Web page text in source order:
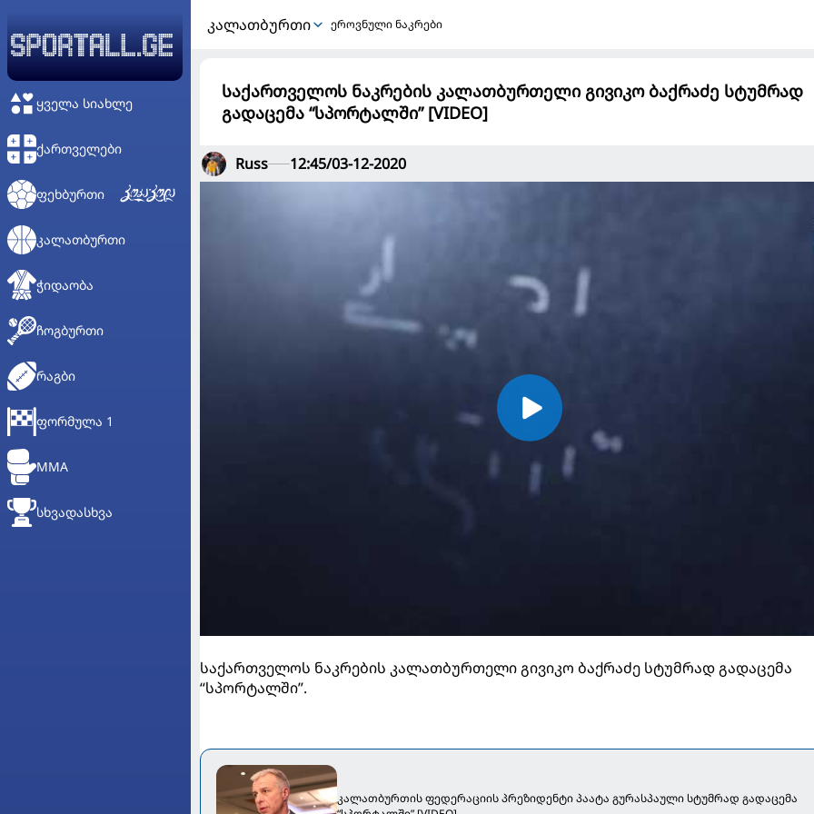
ᲧᲕᲔᲚᲐ ᲡᲘᲐᲮᲚᲔ
ᲥᲐᲠᲗᲕᲔᲚᲔᲑᲘ
ᲤᲔᲮᲑᲣᲠᲗᲘ
ᲙᲐᲚᲐᲗᲑᲣᲠᲗᲘ
ᲭᲘᲓᲐᲝᲑᲐ
ᲩᲝᲒᲑᲣᲠᲗᲘ
ᲠᲐᲒᲑᲘ
ᲤᲝᲠᲛᲣᲚᲐ 1
MMA
ᲡᲮᲕᲐᲓᲐᲡᲮᲕᲐ
ᲙᲐᲚᲐᲗᲑᲣᲠᲗᲘ ეროვნული ნაკრები
საქართველოს ნაკრების კალათბურთელი გივიკო ბაქრაძე სტუმრად
გადაცემა “სპორტალში” [VIDEO]
Russ 12:45/03-12-2020
საქართველოს ნაკრების კალათბურთელი გივიკო ბაქრაძე სტუმრად გადაცემა
“სპორტალში”.
კალათბურთის ფედერაციის პრეზიდენტი პაატა გურასპაული სტუმრად გადაცემა